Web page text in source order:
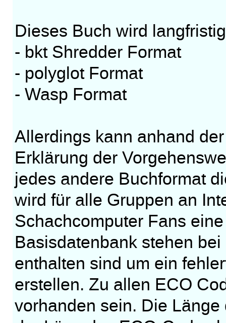
Dieses Buch wird
- bkt Shredder Format
- polyglot Format
- Wasp Format
Allerdings kann anhand
Erklärung der
jedes andere Buchformat
wird für alle Gruppen an
Schachcomputer Fans
Basisdatenbank stehen
enthalten sind um ein
erstellen. Zu allen ECO
vorhanden sein. Die